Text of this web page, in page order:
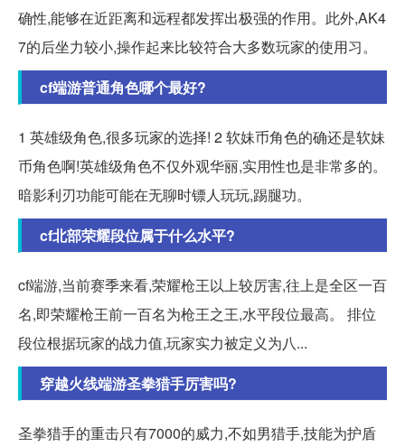
确性,能够在近距离和远程都发挥出极强的作用。此外,AK4
7的后坐力较小,操作起来比较符合大多数玩家的使用习。
cf端游普通角色哪个最好?
1 英雄级角色,很多玩家的选择! 2 软妹币角色的确还是软妹
币角色啊!英雄级角色不仅外观华丽,实用性也是非常多的。
暗影利刃功能可能在无聊时镖人玩玩,踢腿功。
cf北部荣耀段位属于什么水平?
cf端游,当前赛季来看,荣耀枪王以上较厉害,往上是全区一百
名,即荣耀枪王前一百名为枪王之王,水平段位最高。 排位
段位根据玩家的战力值,玩家实力被定义为八...
穿越火线端游圣拳猎手厉害吗?
圣拳猎手的重击只有7000的威力,不如男猎手,技能为护盾